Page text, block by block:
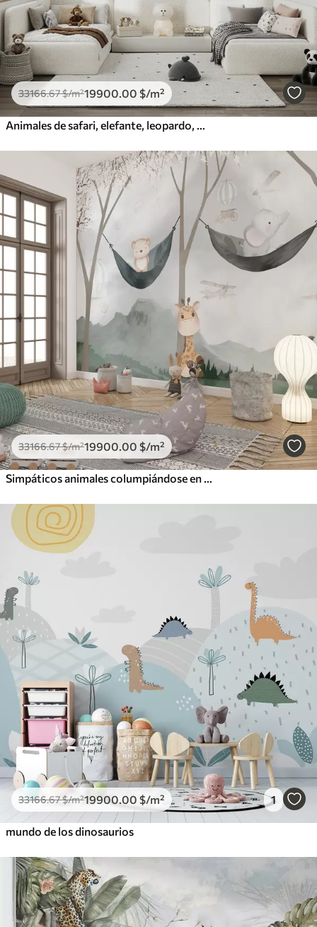
33166.67$/m²19900 .00 $/m²
33166.67$/m²19900 .00 $/m²
33166.67$/m²19900 .00 $/m² 1
mundo de los dinosaurios